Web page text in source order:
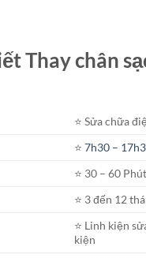
Thay chân
⭐️ Sửa chữa
⭐️7h30 –
⭐️ 30 – 60 Phút
⭐️ 3 đến 12
⭐️ Linh kiện
kiện